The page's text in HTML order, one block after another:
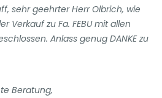
sehr geehrter Herr Olbrich, wie
Verkauf zu Fa. FEBU mit allen
Anlass genug DANKE zu
Beratung,